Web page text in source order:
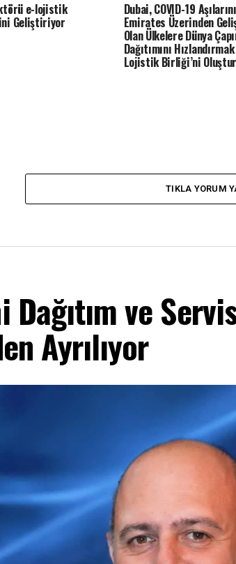
e-lojistik
Geliştiriyor
Dubai, COVID-19
Emirates Üzerinden
Olan Ülkelere Dünya
Dağıtımını
Lojistik Birliği’ni
TIKLA YORUM
ve
Ayrılıyor